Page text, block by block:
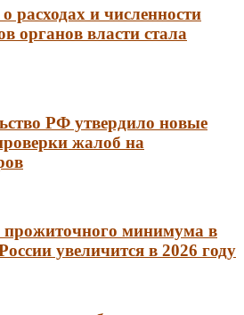
расходах и численности
органов власти стала
РФ утвердило новые
жалоб на
прожиточного минимума в
увеличится в 2026 году